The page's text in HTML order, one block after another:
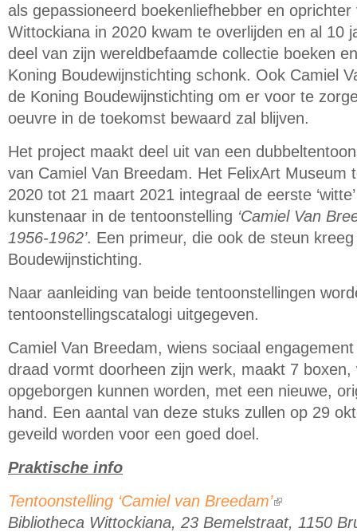
als gepassioneerd boekenliefhebber en
Wittockiana in 2020 kwam te overlijden en al 10
deel van zijn wereldbefaamde collectie boeken
Koning Boudewijnstichting schonk. Ook Camiel
de Koning Boudewijnstichting om er voor te
oeuvre in de toekomst bewaard zal blijven.
Het project maakt deel uit van een
van Camiel Van Breedam. Het FelixArt Museum
2020 tot 21 maart 2021 integraal de eerste
kunstenaar in de tentoonstelling ‘Camiel Van
1956-1962’. Een primeur, die ook de steun
Boudewijnstichting.
Naar aanleiding van beide tentoonstellingen
tentoonstellingscatalogi uitgegeven.
Camiel Van Breedam, wiens sociaal
draad vormt doorheen zijn werk, maakt 7
opgeborgen kunnen worden, met een nieuwe,
hand. Een aantal van deze stuks zullen op 29
geveild worden voor een goed doel.
Praktische info
Tentoonstelling ‘Camiel van Breedam’(link is external)
Bibliotheca Wittockiana, 23 Bemelstraat, 1150